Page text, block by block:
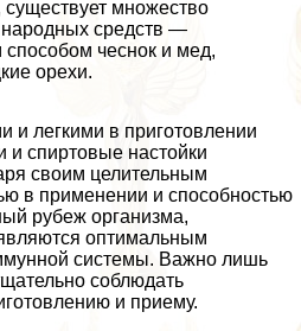
существует множество
средств —
чеснок и мед,
орехи.
легкими в приготовлении
и спиртовые настойки
своим целительным
в применении и способностью
рубеж организма,
оптимальным
системы. Важно лишь
соблюдать
и приему.